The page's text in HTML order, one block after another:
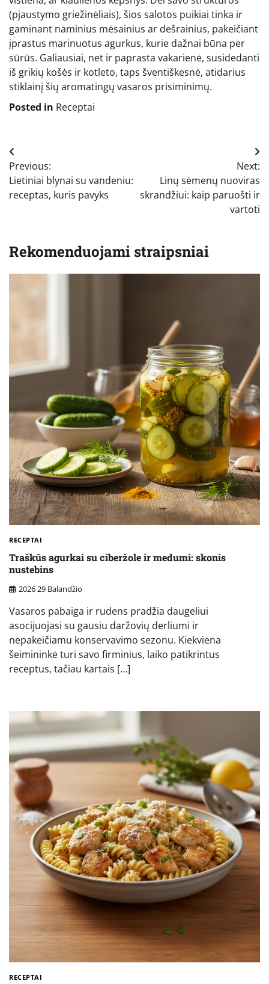
(pjaustymo griežinėliais), šios salotos puikiai tinka ir
gaminant naminius mėsainius ar dešrainius, pakeičiant
įprastus marinuotus agurkus, kurie dažnai būna per
sūrūs. Galiausiai, net ir paprasta vakarienė, susidedanti
iš grikių košės ir kotleto, taps šventiškesnė, atidarius
stiklainį šių aromatingų vasaros prisiminimų.
Posted in Receptai
Navigacija
tarp
įrašų
Previous:
Lietiniai blynai su vandeniu:
receptas, kuris pavyks
Next:
Linų sėmenų nuoviras
skrandžiui: kaip paruošti ir
vartoti
Rekomenduojami straipsniai
RECEPTAI
Traškūs agurkai su ciberžole ir medumi: skonis
nustebins
2026 29 Balandžio
Vasaros pabaiga ir rudens pradžia daugeliui
asocijuojasi su gausiu daržovių derliumi ir
nepakeičiamu konservavimo sezonu. Kiekviena
šeimininkė turi savo firminius, laiko patikrintus
receptus, tačiau kartais […]
RECEPTAI